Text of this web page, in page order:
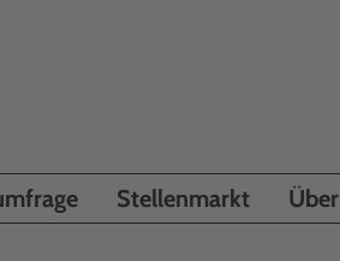
Stellenmarkt